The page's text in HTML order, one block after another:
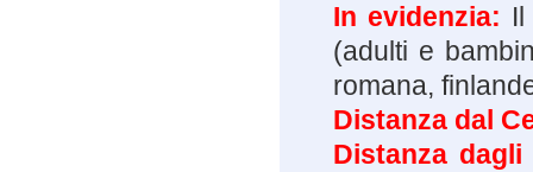
In evidenzia:
(adulti e
romana,
Distanza dal
Distanza